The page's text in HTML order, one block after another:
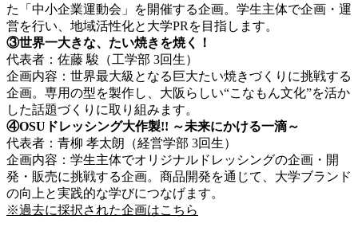
た「中小企業運動会」を開催する企画。学生主体で企画・運
営を行い、地域活性化と大学PRを目指します。
③世界一大きな、たい焼きを焼く！
代表者：佐藤 駿（工学部 3回生）
企画内容：世界最大級となる巨大たい焼きづくりに挑戦する
企画。専用の型を製作し、大阪らしい“こなもん文化”を活か
した話題づくりに取り組みます。
④OSUドレッシング大作製!! ～未来にかける一滴～
代表者：青柳 孝太朗（経営学部 3回生）
企画内容：学生主体でオリジナルドレッシングの企画・開
発・販売に挑戦する企画。商品開発を通じて、大学ブランド
の向上と実践的な学びにつなげます。
※過去に採択された企画はこちら